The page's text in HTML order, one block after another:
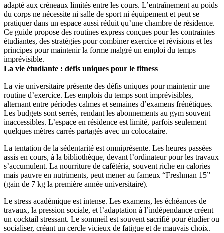
adapté aux créneaux limités entre les cours. L’entraînement au poids
du corps ne nécessite ni salle de sport ni équipement et peut se
pratiquer dans un espace aussi réduit qu’une chambre de résidence.
Ce guide propose des routines express conçues pour les contraintes
étudiantes, des stratégies pour combiner exercice et révisions et les
principes pour maintenir la forme malgré un emploi du temps
imprévisible.
La vie étudiante : défis uniques pour le fitness
La vie universitaire présente des défis uniques pour maintenir une
routine d’exercice. Les emplois du temps sont imprévisibles,
alternant entre périodes calmes et semaines d’examens frénétiques.
Les budgets sont serrés, rendant les abonnements au gym souvent
inaccessibles. L’espace en résidence est limité, parfois seulement
quelques mètres carrés partagés avec un colocataire.
La tentation de la sédentarité est omniprésente. Les heures passées
assis en cours, à la bibliothèque, devant l’ordinateur pour les travaux
s’accumulent. La nourriture de cafétéria, souvent riche en calories
mais pauvre en nutriments, peut mener au fameux “Freshman 15”
(gain de 7 kg la première année universitaire).
Le stress académique est intense. Les examens, les échéances de
travaux, la pression sociale, et l’adaptation à l’indépendance créent
un cocktail stressant. Le sommeil est souvent sacrifié pour étudier ou
socialiser, créant un cercle vicieux de fatigue et de mauvais choix.